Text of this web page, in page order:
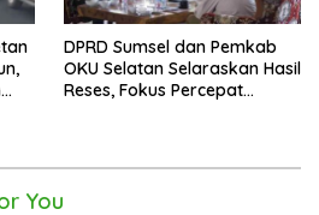
DPRD Sumsel dan Pemkab
OKU Selatan Selaraskan Hasil
Reses, Fokus Percepat
You